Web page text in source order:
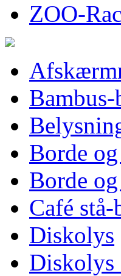
ZOO-
Bambus-
Borde
Borde
Café stå-
Diskolys
Diskolys